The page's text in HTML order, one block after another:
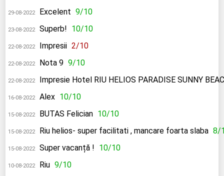
29-08-2022 Excelent 9/10
23-08-2022 Superb! 10/10
22-08-2022 Impresii 2/10
22-08-2022 Nota 9 9/10
22-08-2022 Impresie Hotel RIU HELIOS PARADISE SUNNY
16-08-2022 Alex 10/10
15-08-2022 BUTAS Felician 10/10
15-08-2022 Riu helios- super facilitati , mancare foarta slaba 8/
15-08-2022 Super vacanță ! 10/10
10-08-2022 Riu 9/10